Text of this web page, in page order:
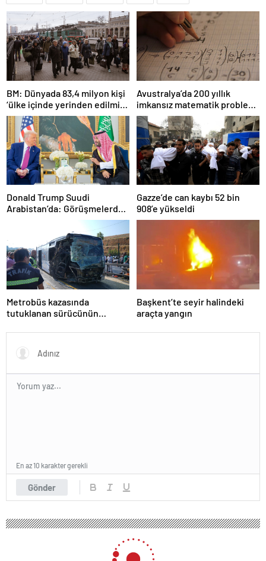
BM: Dünyada 83,4 milyon kişi
‘ülke içinde yerinden edilmiş’
olarak yaşıyor
Avustralya’da 200 yıllık
imkansız matematik problemi
çözüldü
Donald Trump Suudi
Arabistan’da: Görüşmelerde
Gazze’de can kaybı 52 bin
908’e yükseldi
Metrobüs kazasında
tutuklanan sürücünün
Başkent’te seyir halindeki
araçta yangın
Gönder
En az 10 karakter gerekli